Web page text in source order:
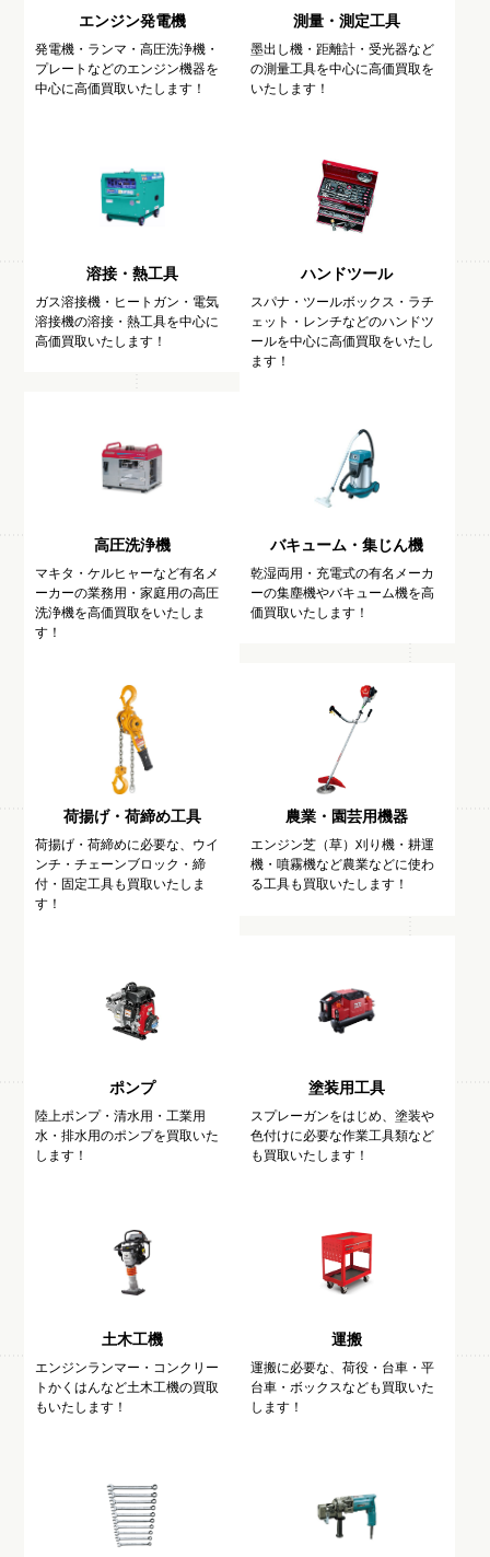
エンジン発電機
発電機・ランマ・高圧洗浄機・
プレートなどのエンジン機器を
中心に高価買取いたします！
測量・測定工具
墨出し機・距離計・受光器など
の測量工具を中心に高価買取を
いたします！
溶接・熱工具
ガス溶接機・ヒートガン・電気
溶接機の溶接・熱工具を中心に
高価買取いたします！
ハンドツール
スパナ・ツールボックス・ラチ
ェット・レンチなどのハンドツ
ールを中心に高価買取をいたし
ます！
高圧洗浄機
マキタ・ケルヒャーなど有名メ
ーカーの業務用・家庭用の高圧
洗浄機を高価買取をいたしま
す！
バキューム・集じん機
乾湿両用・充電式の有名メーカ
ーの集塵機やバキューム機を高
価買取いたします！
荷揚げ・荷締め工具
荷揚げ・荷締めに必要な、ウイ
ンチ・チェーンブロック・締
付・固定工具も買取いたしま
す！
農業・園芸用機器
エンジン芝（草）刈り機・耕運
機・噴霧機など農業などに使わ
る工具も買取いたします！
ポンプ
陸上ポンプ・清水用・工業用
水・排水用のポンプを買取いた
します！
塗装用工具
スプレーガンをはじめ、塗装や
色付けに必要な作業工具類など
も買取いたします！
土木工機
エンジンランマー・コンクリー
トかくはんなど土木工機の買取
もいたします！
運搬
運搬に必要な、荷役・台車・平
台車・ボックスなども買取いた
します！